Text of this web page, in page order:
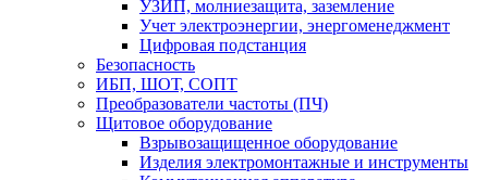
УЗИП, молниезащита, заземление
Учет электроэнергии, энергоменеджмент
Цифровая подстанция
Безопасность
ИБП, ШОТ, СОПТ
Преобразователи частоты (ПЧ)
Щитовое оборудование
Взрывозащищенное оборудование
Изделия электромонтажные и инструменты